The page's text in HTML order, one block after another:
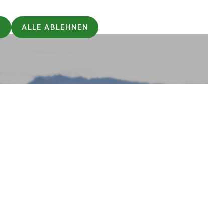
ALLE ABLEHNEN